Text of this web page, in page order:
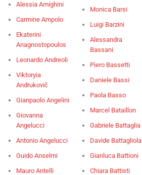
Alessia Amighini
Carmine Ampolo
Ekaterini
Anagnostopoulos
Leonardo Andreoli
Viktoryia
Andrukovič
Gianpaolo Angelini
Giovanna
Angelucci
Antonio Angelucci
Guido Anselmi
Mauro Antelli
Monica Barsi
Luigi Barzini
Alessandra
Bassani
Piero Bassetti
Daniele Bassi
Paola Basso
Marcel Bataillon
Gabriele Battaglia
Davide Battagliola
Gianluca Battioni
Chiara Battisti